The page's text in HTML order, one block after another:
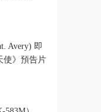
Avery) 即
使》預告片